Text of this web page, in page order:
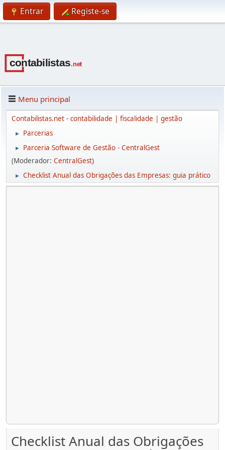
Entrar Registe-se
Menu principal
Contabilistas.net - contabilidade | fiscalidade | gestão
► Parcerias
►
Parceria Software de Gestão - CentralGest
(Moderador: CentralGest)
► Checklist Anual das Obrigações das Empresas: guia prático
Checklist Anual das Obrigações